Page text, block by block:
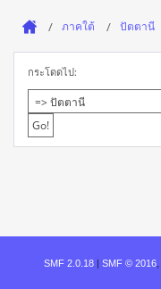
ภาคใต้ ปัตตานี
กระโดดไป:
SMF 2.0.18 | SMF © 2016